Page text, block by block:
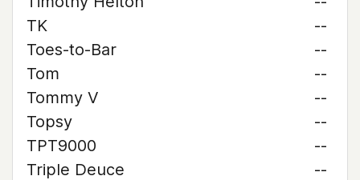
TK
--
Toes-to-Bar
--
Tom
--
Tommy V
--
Topsy
--
TPT9000
--
Triple Deuce
--